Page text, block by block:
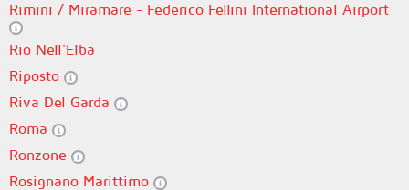
Rimini / Miramare - Federico Fellini International Airport
Rio Nell'Elba
Riposto
Riva Del Garda
Roma
Ronzone
Rosignano Marittimo